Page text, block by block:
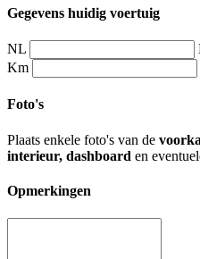
Gegevens huidig voertuig
NL
Km
Foto's
Plaats enkele foto's van de
interieur, dashboard en
Opmerkingen